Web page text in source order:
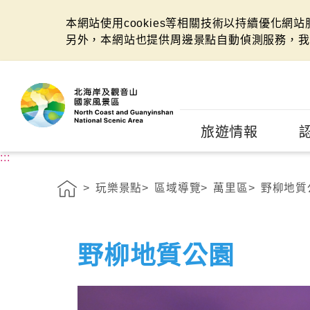
本網站使用cookies等相關技術以持續優化網
另外，本網站也提供周邊景點自動偵測服務，
旅遊情報
:::
玩樂景點 區域導覽 萬里區 野柳地質
野柳地質公園